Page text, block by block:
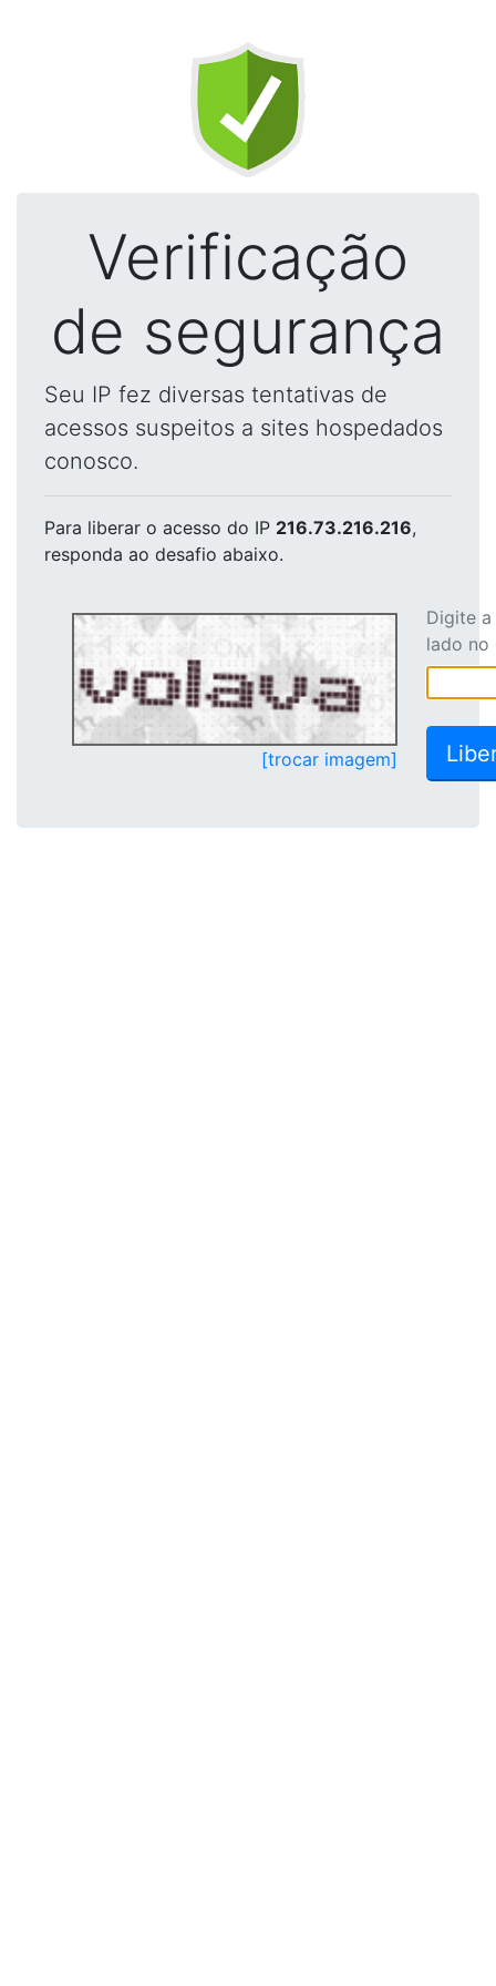
Verificação
de segurança
Seu IP fez diversas tentativas de
acessos suspeitos a sites hospedados
conosco.
Para liberar o acesso do IP 216.73.216.216,
responda ao desafio abaixo.
[trocar imagem]
Digite
lado no